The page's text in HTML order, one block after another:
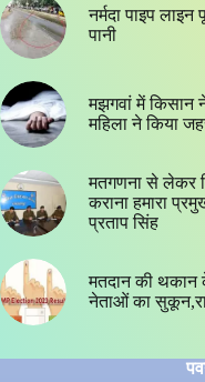
नर्मदा पाइप लाइन
पानी
मझगवां में किसान
महिला ने किया
मतगणना से लेकर
कराना हमारा
प्रताप सिंह
मतदान की थकान
नेताओं का